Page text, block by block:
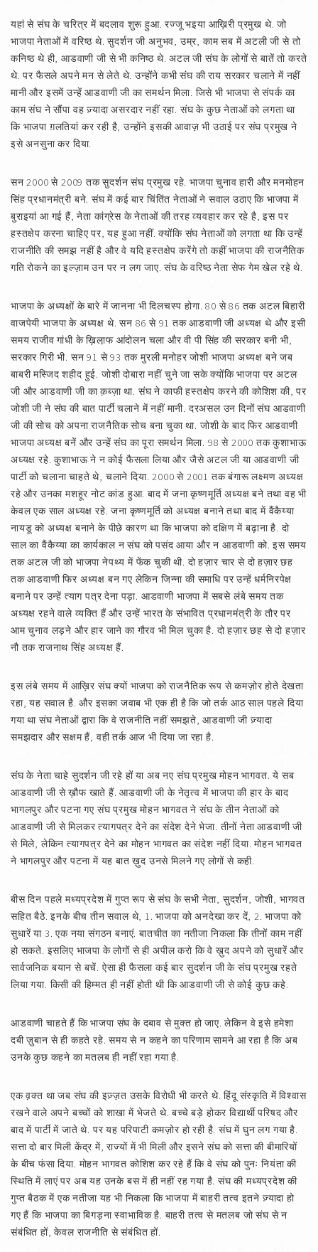
यहां से संघ के चरित्र में बदलाव शुरू हुआ. रज्जू भइया आख़िरी प्रमुख थे. जो
भाजपा नेताओं में वरिष्ठ थे. सुदर्शन जी अनुभव, उम्र, काम सब में अटली जी से तो
कनिष्ठ थे ही, आडवाणी जी से भी कनिष्ठ थे. अटल जी संघ के लोगों से बातें तो करते
थे. पर फैसले अपने मन से लेते थे. उन्होंने कभी संघ की राय सरकार चलाने में नहीं
मानी और इसमें उन्हें आडवाणी जी का समर्थन मिला. जिसे भी भाजपा से संपर्क का
काम संघ ने सौंपा वह ज़्यादा असरदार नहीं रहा. संघ के कुछ नेताओं को लगता था
कि भाजपा ग़लतियां कर रही है, उन्होंने इसकी आवाज़ भी उठाई पर संघ प्रमुख ने
इसे अनसुना कर दिया.
सन 2000 से 2009 तक सुदर्शन संघ प्रमुख रहे. भाजपा चुनाव हारी और मनमोहन
सिंह प्रधानमंत्री बने. संघ में कई बार चिंतिंत नेताओं ने सवाल उठाए कि भाजपा में
बुराइयां आ गई हैं, नेता कांग्रेस के नेताओं की तरह व्यवहार कर रहे है, इस पर
हस्तक्षेप करना चाहिए पर, यह हुआ नहीं. क्योंकि संघ नेताओं को लगता था कि उन्हें
राजनीति की समझ नहीं है और वे यदि हस्तक्षेप करेंगे तो कहीं भाजपा की राजनैतिक
गति रोकने का इल्ज़ाम उन पर न लग जाए. संघ के वरिष्ठ नेता सेफ गेम खेल रहे थे.
भाजपा के अध्यक्षों के बारे में जानना भी दिलचस्प होगा. 80 से 86 तक अटल बिहारी
वाजपेयी भाजपा के अध्यक्ष थे. सन 86 से 91 तक आडवाणी जी अध्यक्ष थे और इसी
समय राजीव गांधी के ख़िला़फ आंदोलन चला और वी पी सिंह की सरकार बनी भी,
सरकार गिरी भी. सन 91 से 93 तक मुरली मनोहर जोशी भाजपा अध्यक्ष बने जब
बाबरी मस्जिद शहीद हुई. जोशी दोबारा नहीं चुने जा सके क्योंकि भाजपा पर अटल
जी और आडवाणी जी का क़ब्ज़ा था. संघ ने काफी हस्तक्षेप करने की कोशिश की, पर
जोशी जी ने संघ की बात पार्टी चलाने में नहीं मानी. दरअसल उन दिनों संघ आडवाणी
जी की सोच को अपना राजनैतिक सोच बना चुका था. जोशी के बाद फिर आडवाणी
भाजपा अध्यक्ष बनें और उन्हें संघ का पूरा समर्थन मिला. 98 से 2000 तक कुशाभाऊ
अध्यक्ष रहे. कुशाभाऊ ने न कोई फैसला लिया और जैसे अटल जी या आडवाणी जी
पार्टी को चलाना चाहते थे, चलाने दिया. 2000 से 2001 तक बंगारू लक्ष्मण अध्यक्ष
रहे और उनका मशहूर नोट कांड हुआ. बाद में जना कृष्णमूर्ति अध्यक्ष बने तथा वह भी
केवल एक साल अध्यक्ष रहे. जना कृष्णमूर्ति को अध्यक्ष बनाने तथा बाद में वैंकैय्या
नायडू को अध्यक्ष बनाने के पीछे कारण था कि भाजपा को दक्षिण में बढ़ाना है. दो
साल का वैंकैय्या का कार्यकाल न संघ को पसंद आया और न आडवाणी को. इस समय
तक अटल जी को भाजपा नेपथ्य में फेंक चुकी थी. दो हज़ार चार से दो हज़ार छह
तक आडवाणी फिर अध्यक्ष बन गए लेकिन जिन्ना की समाधि पर उन्हें धर्मनिरपेक्ष
बनाने पर उन्हें त्याग पत्र देना पड़ा. आडवाणी भाजपा में सबसे लंबे समय तक
अध्यक्ष रहने वाले व्यक्ति हैं और उन्हें भारत के संभावित प्रधानमंत्री के तौर पर
आम चुनाव लड़ने और हार जाने का गौरव भी मिल चुका है. दो हज़ार छह से दो हज़ार
नौ तक राजनाथ सिंह अध्यक्ष हैं.
इस लंबे समय में आख़िर संघ क्यों भाजपा को राजनैतिक रूप से कमज़ोर होते देखता
रहा, यह सवाल है. और इसका जवाब भी एक ही है कि जो तर्क आठ साल पहले दिया
गया था संघ नेताओं द्वारा कि वे राजनीति नहीं समझते, आडवाणी जी ज़्यादा
समझदार और सक्षम हैं, वही तर्क आज भी दिया जा रहा है.
संघ के नेता चाहे सुदर्शन जी रहे हों या अब नए संघ प्रमुख मोहन भागवत. ये सब
आडवाणी जी से ख़ौफ खाते हैं. आडवाणी जी के नेतृत्व में भाजपा की हार के बाद
भागलपुर और पटना गए संघ प्रमुख मोहन भागवत ने संघ के तीन नेताओं को
आडवाणी जी से मिलकर त्यागपत्र देने का संदेश देने भेजा. तीनों नेता आडवाणी जी
से मिले, लेकिन त्यागपत्र देने का मोहन भागवत का संदेश नहीं दिया. मोहन भागवत
ने भागलपुर और पटना में यह बात ख़ुद उनसे मिलने गए लोगों से कही.
बीस दिन पहले मध्यप्रदेश में गुप्त रूप से संघ के सभी नेता, सुदर्शन, जोशी, भागवत
सहित बैठे. इनके बीच तीन सवाल थे, 1. भाजपा को अनदेखा कर दें, 2. भाजपा को
सुधारें या 3. एक नया संगठन बनाएं. बातचीत का नतीजा निकला कि तीनों काम नहीं
हो सकते. इसलिए भाजपा के लोगों से ही अपील करो कि वे ख़ुद अपने को सुधारें और
सार्वजनिक बयान से बचें. ऐसा ही फैसला कई बार सुदर्शन जी के संघ प्रमुख रहते
लिया गया. किसी की हिम्मत ही नहीं होती थी कि आडवाणी जी से कोई कुछ कहे.
आडवाणी चाहते हैं कि भाजपा संघ के दबाव से मुक्त हो जाए. लेकिन वे इसे हमेशा
दबी ज़ुबान से ही कहते रहे. समय से न कहने का परिणाम सामने आ रहा है कि अब
उनके कुछ कहने का मतलब ही नहीं रहा गया है.
एक व़क्त था जब संघ की इज़्ज़त उसके विरोधी भी करते थे. हिंदू संस्कृति में विश्वास
रखने वाले अपने बच्चों को शाखा में भेजते थे. बच्चे बड़े होकर विद्यार्थी परिषद और
बाद में पार्टी में जाते थे. पर यह परिपाटी कमज़ोर हो रही है. संघ में घुन लग गया है.
सत्ता दो बार मिली केंद्र में, राज्यों में भी मिली और इसने संघ को सत्ता की बीमारियों
के बीच फंसा दिया. मोहन भागवत कोशिश कर रहे हैं कि वे संघ को पुनः नियंता की
स्थिति में लाएं पर अब यह उनके बस में ही नहीं रह गया है. संघ की मध्यप्रदेश की
गुप्त बैठक में एक नतीजा यह भी निकला कि भाजपा में बाहरी तत्व इतने ज़्यादा हो
गए हैं कि भाजपा का बिगड़ना स्वाभाविक है. बाहरी तत्व से मतलब जो संघ से न
संबंधित हों, केवल राजनीति से संबंधित हों.